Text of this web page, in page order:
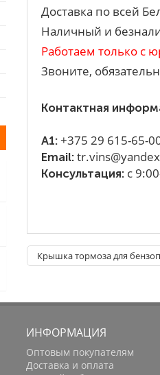
Доставка по всей
Наличный и
Работаем только с
Звоните,
Контактная
A1: +375 29 615-65-
Email:
Консультация:с
Крышка тормоза для
ИНФОРМАЦИЯ
Оптовым покупателям
Доставка и оплата